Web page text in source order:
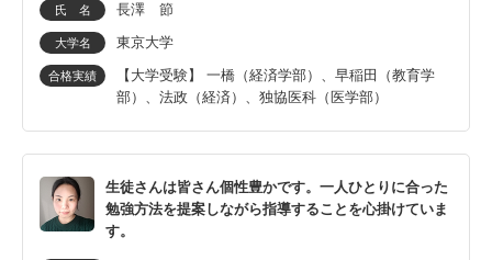
氏 名 長澤 節
大学名 東京大学
合格実績
【大学受験】 一橋（経済学部）、早稲田（教育学
部）、法政（経済）、独協医科（医学部）
生徒さんは皆さん個性豊かです。一人ひとりに合った
勉強方法を提案しながら指導することを心掛けていま
す。